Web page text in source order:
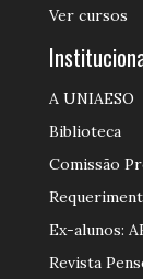
Ver cursos
A UNIAESO
Biblioteca
Comissão
Ex-alunos:
Revista